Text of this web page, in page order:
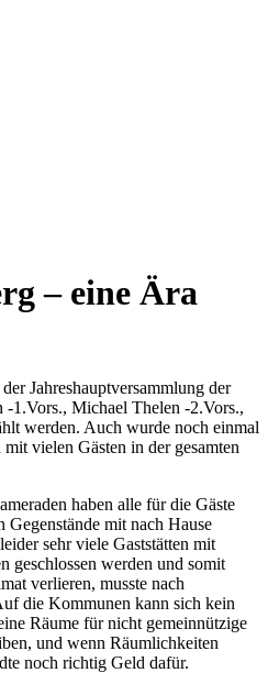
– eine Ära
Jahreshauptversammlung der
1.Vors., Michael Thelen -2.Vors.,
werden. Auch wurde noch einmal
vielen Gästen in der gesamten
haben alle für die Gäste
Gegenstände mit nach Hause
sehr viele Gaststätten mit
geschlossen werden und somit
verlieren, musste nach
die Kommunen kann sich kein
Räume für nicht gemeinnützige
und wenn Räumlichkeiten
noch richtig Geld dafür.